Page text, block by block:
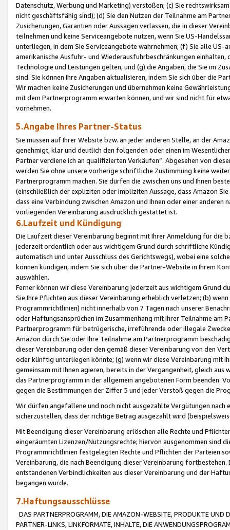
Datenschutz, Werbung und Marketing) verstoßen; (c) Sie
nicht geschäftsfähig sind); (d) Sie den Nutzen der Teilnahme am
Zusicherungen, Garantien oder Aussagen verlassen, die in dieser
teilnehmen und keine Serviceangebote nutzen, wenn Sie US-
unterliegen, in dem Sie Serviceangebote wahrnehmen; (f) Sie alle
amerikanische Ausfuhr- und Wiederausfuhrbeschränkungen
Technologie und Leistungen gelten, und (g) die Angaben, die Sie im
sind. Sie können Ihre Angaben aktualisieren, indem Sie sich über die
Wir machen keine Zusicherungen und übernehmen keine
mit dem Partnerprogramm erwarten können, und wir sind nicht für
vornehmen.
5.Angabe Ihres Partner-Status
Sie müssen auf Ihrer Website bzw. an jeder anderen Stelle, an der
genehmigt, klar und deutlich den folgenden oder einen im
Partner verdiene ich an qualifizierten Verkäufen“. Abgesehen von
werden Sie ohne unsere vorherige schriftliche Zustimmung keine
Partnerprogramm machen. Sie dürfen die zwischen uns und Ihnen
(einschließlich der expliziten oder impliziten Aussage, dass Amazon
dass eine Verbindung zwischen Amazon und Ihnen oder einer
vorliegenden Vereinbarung ausdrücklich gestattet ist.
6.Laufzeit und Kündigung
Die Laufzeit dieser Vereinbarung beginnt mit Ihrer Anmeldung für die
jederzeit ordentlich oder aus wichtigem Grund durch schriftliche
automatisch und unter Ausschluss des Gerichtswegs), wobei eine
können kündigen, indem Sie sich über die Partner-Website in Ihrem
auswählen.
Ferner können wir diese Vereinbarung jederzeit aus wichtigem Grund
Sie Ihre Pflichten aus dieser Vereinbarung erheblich verletzen; (b)
Programmrichtlinien) nicht innerhalb von 7 Tagen nach unserer
oder Haftungsansprüchen im Zusammenhang mit Ihrer Teilnahme am
Partnerprogramm für betrügerische, irreführende oder illegale
Amazon durch Sie oder Ihre Teilnahme am Partnerprogramm
dieser Vereinbarung oder den gemäß dieser Vereinbarung von den
oder künftig unterliegen könnte; (g) wenn wir diese Vereinbarung mit
gemeinsam mit Ihnen agieren, bereits in der Vergangenheit, gleich
das Partnerprogramm in der allgemein angebotenen Form beenden.
gegen die Bestimmungen der Ziffer 5 und jeder Verstoß gegen die
Wir dürfen angefallene und noch nicht ausgezahlte Vergütungen
sicherzustellen, dass der richtige Betrag ausgezahlt wird
Mit Beendigung dieser Vereinbarung erlöschen alle Rechte und
eingeräumten Lizenzen/Nutzungsrechte; hiervon ausgenommen sind
Programmrichtlinien festgelegten Rechte und Pflichten der Parteien
Vereinbarung, die nach Beendigung dieser Vereinbarung
entstandenen Verbindlichkeiten aus dieser Vereinbarung und der
begangen wurde.
7.Haftungsausschlüsse
DAS PARTNERPROGRAMM, DIE AMAZON-WEBSITE, PRODUKTE UND
PARTNER-LINKS, LINKFORMATE, INHALTE, DIE